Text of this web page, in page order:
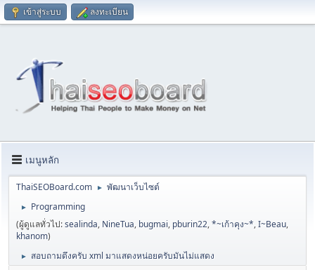
เข้าสู่ระบบ ลงทะเบียน
เมนูหลัก
ThaiSEOBoard.com ► พัฒนาเว็บไซต์
►
Programming
(ผู้ดูแลทั่วไป:sealinda, NineTua, bugmai, pburin22,*~เก้าคุง~*,I~Beau,
khanom)
► สอบถามดึงครับ xml มาแสดงหน่อยครับมันไม่แสดง